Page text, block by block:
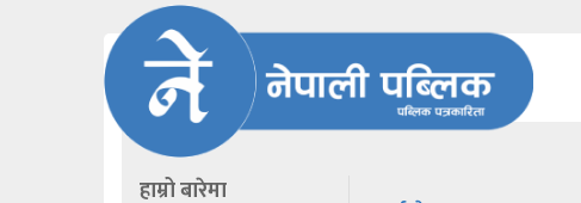
हाम्रो बारेमा